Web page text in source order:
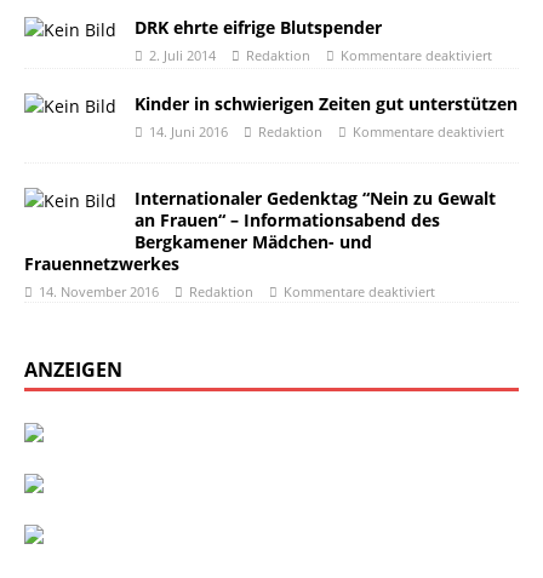
DRK ehrte eifrige Blutspender
2. Juli 2014 Redaktion Kommentare deaktiviert
Kinder in schwierigen Zeiten gut unterstützen
14. Juni 2016 Redaktion Kommentare deaktiviert
Internationaler Gedenktag “Nein zu Gewalt
an Frauen“ – Informationsabend des
Bergkamener Mädchen- und
Frauennetzwerkes
14. November 2016 Redaktion Kommentare deaktiviert
ANZEIGEN